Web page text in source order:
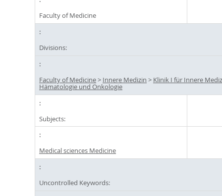
Faculty of Medicine
Divisions:
Faculty of Medicine> Innere Medizin > Klinik I für Innere
Hämatologie und Onkologie
Subjects:
Medical sciences Medicine
Uncontrolled Keywords: